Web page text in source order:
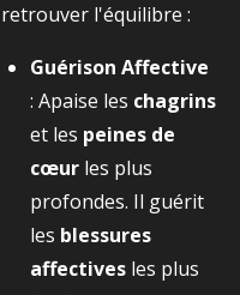
retrouver l'équilibre :
Guérison Affective
: Apaise les chagrins
et les peines de
cœur les plus
profondes. Il guérit
les blessures
affectives les plus